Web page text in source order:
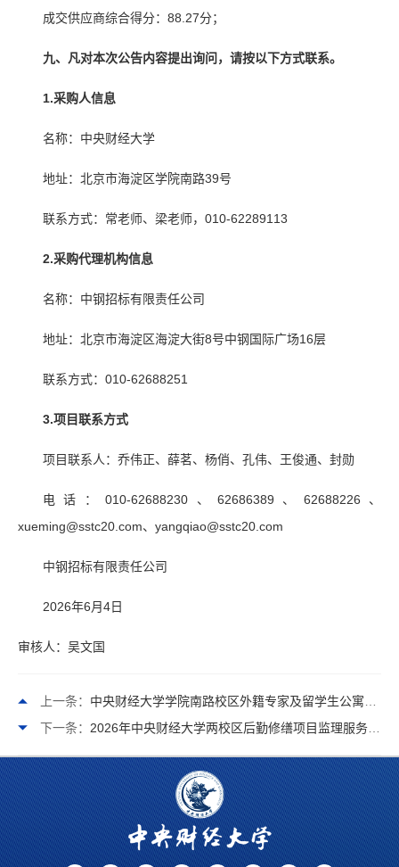
成交供应商综合得分：88.27分；
九、凡对本次公告内容提出询问，请按以下方式联系。
1.采购人信息
名称：中央财经大学
地址：北京市海淀区学院南路39号
联系方式：常老师、梁老师，010-62289113
2.采购代理机构信息
名称：中钢招标有限责任公司
地址：北京市海淀区海淀大街8号中钢国际广场16层
联系方式：010-62688251
3.项目联系方式
项目联系人：乔伟正、薛茗、杨俏、孔伟、王俊通、封勋
电话：010-62688230、62686389、62688226、
xueming@sstc20.com、yangqiao@sstc20.com
中钢招标有限责任公司
2026年6月4日
审核人：吴文国
上一条： 中央财经大学学院南路校区外籍专家及留学生公寓北楼家具及配套设备购置项目公开招标公告
下一条： 2026年中央财经大学两校区后勤修缮项目监理服务成交公告